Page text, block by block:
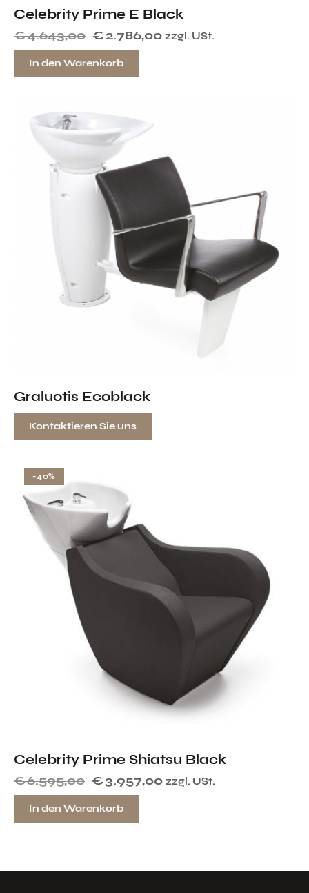
Celebrity Prime E Black
€4.643,00 €2.786,00 zzgl. USt.
In den Warenkorb
Graluotis Ecoblack
Kontaktieren Sie uns
-40%
Celebrity Prime Shiatsu Black
€6.595,00 €3.957,00 zzgl. USt.
In den Warenkorb